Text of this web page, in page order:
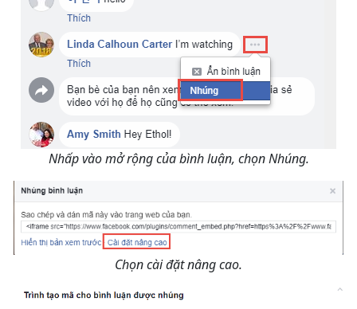
Nhấp vào mở rộng của bình luận, chọn Nhúng.
Chọn cài đặt nâng cao.